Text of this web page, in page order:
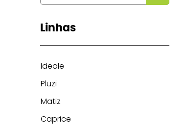
Ideale
Pluzi
Matiz
Caprice
Linhas